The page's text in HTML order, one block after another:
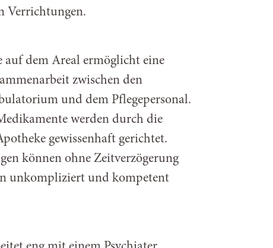
Verrichtungen.
auf dem Areal ermöglicht eine
zwischen den
und dem Pflegepersonal.
werden durch die
gewissenhaft gerichtet.
können ohne Zeitverzögerung
unkompliziert und kompetent